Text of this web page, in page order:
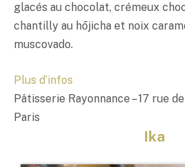
glacés au chocolat, crémeux
chantilly au hōjicha et noix
muscovado.
Plus d’infos
Pâtisserie Rayonnance – 17 rue
Paris
Ika